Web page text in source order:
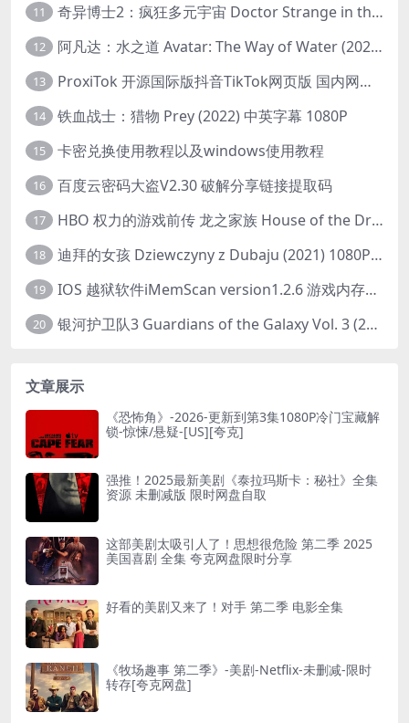
11 奇异博士2：疯狂多元宇宙 Doctor Strange in the Multiverse of Madness (2022) 高清版1080p
12 阿凡达：水之道 Avatar: The Way of Water (2022) 1080p 2k 4k 中文字幕
13 ProxiTok 开源国际版抖音TikTok网页版 国内网络直连
14 铁血战士：猎物 Prey (2022) 中英字幕 1080P
15 卡密兑换使用教程以及windows使用教程
16 百度云密码大盗V2.30 破解分享链接提取码
17 HBO 权力的游戏前传 龙之家族 House of the Dragon (2022) 中字 1080P 更新4集
18 迪拜的女孩 Dziewczyny z Dubaju (2021) 1080P 中字
19 IOS 越狱软件iMemScan version1.2.6 游戏内存修改器
20 银河护卫队3 Guardians of the Galaxy Vol. 3 (2023)4K高清资源1080p只分享精品
文章展示
《恐怖角》-2026-更新到第3集1080P冷门宝藏解
锁-惊悚/悬疑-[US][夸克]
强推！2025最新美剧《泰拉玛斯卡：秘社》全集
资源 未删减版 限时网盘自取
这部美剧太吸引人了！思想很危险 第二季 2025
美国喜剧 全集 夸克网盘限时分享
好看的美剧又来了！对手 第二季 电影全集
《牧场趣事 第二季》-美剧-Netflix-未删减-限时
转存[夸克网盘]